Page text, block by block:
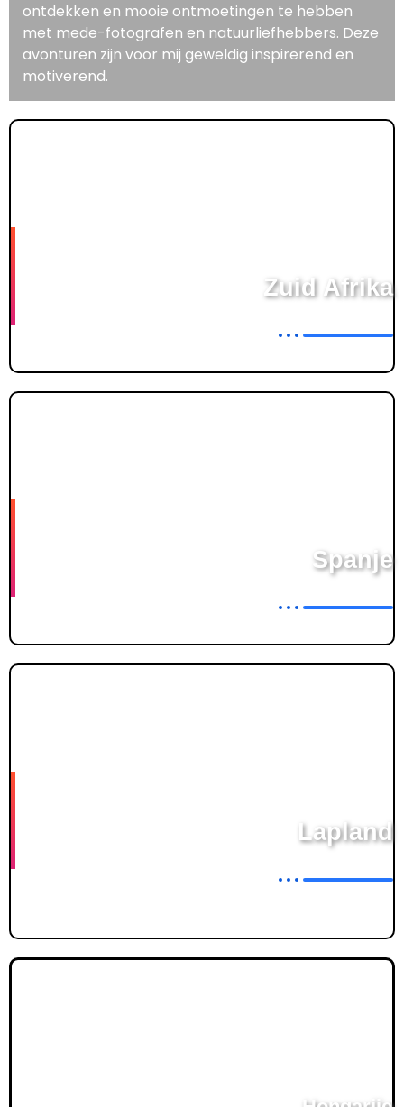
ontdekken en mooie ontmoetingen te hebben
met mede-fotografen en natuurliefhebbers. Deze
avonturen zijn voor mij geweldig inspirerend en
motiverend.
Zuid Afrika
Spanje
Lapland